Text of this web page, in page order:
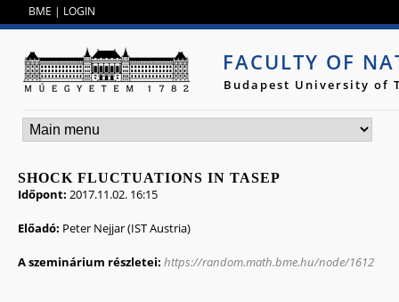
BME | LOGIN
FACULTY OF
Budapest University of
SHOCK FLUCTUATIONS IN TASEP
Időpont: 2017.11.02. 16:15
Előadó: Peter Nejjar (IST Austria)
A szeminárium részletei: https://random.math.bme.hu/node/1612